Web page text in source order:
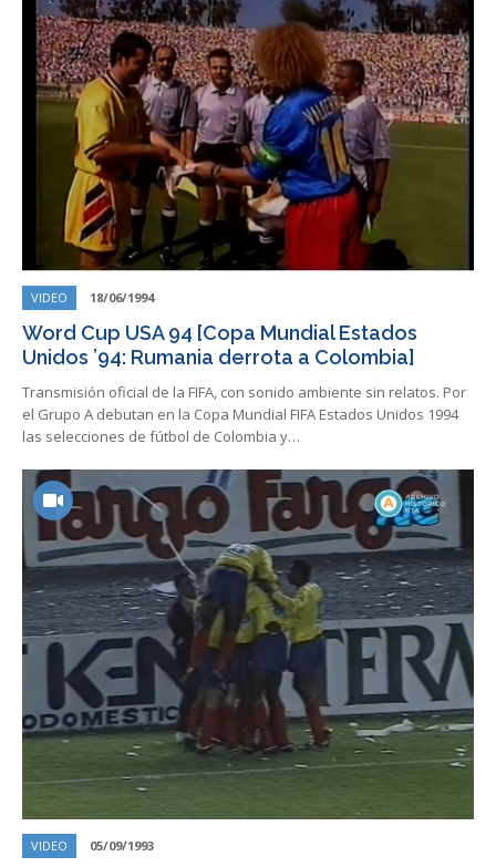
VIDEO 18/06/1994
Word Cup USA 94 [Copa Mundial Estados
Unidos ’94: Rumania derrota a Colombia]
Transmisión oficial de la FIFA, con sonido ambiente sin relatos. Por
el Grupo A debutan en la Copa Mundial FIFA Estados Unidos 1994
las selecciones de fútbol de Colombia y…
VIDEO 05/09/1993